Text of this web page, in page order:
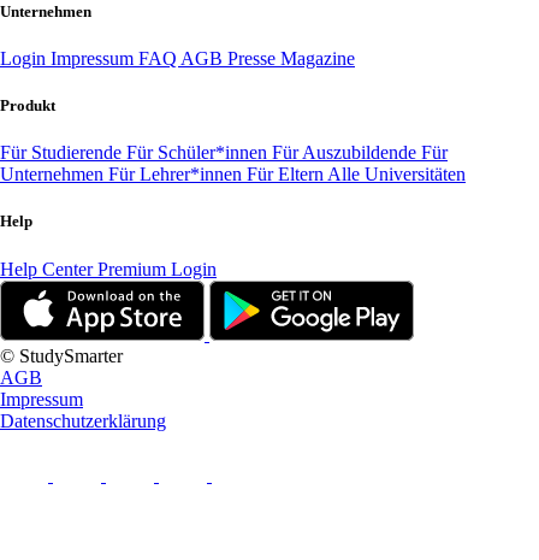
Unternehmen
Login Impressum FAQ AGB Presse Magazine
Produkt
Für Studierende Für Schüler*innen Für Auszubildende Für
Unternehmen Für Lehrer*innen Für Eltern Alle Universitäten
Help
Help CenterPremium Login
© StudySmarter
AGB
Impressum
Datenschutzerklärung